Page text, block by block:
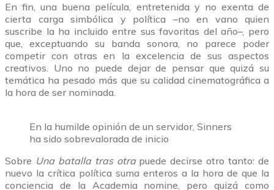
En fin, una buena película, entretenida y no exenta de
cierta carga simbólica y política –no en vano quien
suscribe la ha incluido entre sus favoritas del año–, pero
que, exceptuando su banda sonora, no parece poder
competir con otras en la excelencia de sus aspectos
creativos. Uno no puede dejar de pensar que quizá su
temática ha pesado más que su calidad cinematográfica a
la hora de ser nominada.
En la humilde opinión de un servidor, Sinners
ha sido sobrevalorada de inicio
Sobre Una batalla tras otrapuede decirse otro tanto: de
nuevo la crítica política suma enteros a la hora de que la
conciencia de la Academia nomine, pero quizá como